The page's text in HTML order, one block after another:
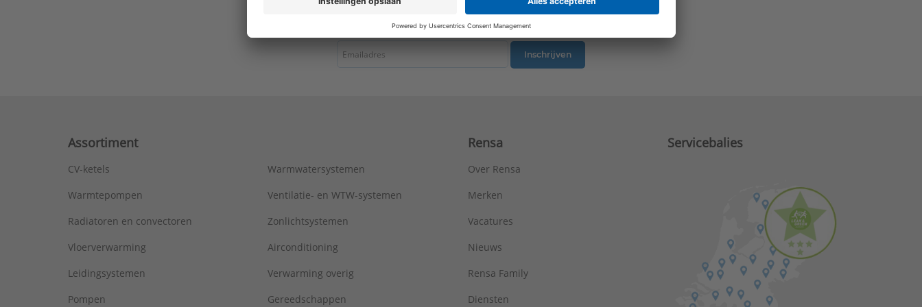
Inschrijven
Assortiment
CV-ketels
Warmtepompen
Radiatoren en convectoren
Vloerverwarming
Leidingsystemen
Pompen
Warmwatersystemen
Ventilatie- en WTW-systemen
Zonlichtsystemen
Airconditioning
Verwarming overig
Gereedschappen
Rensa
Over Rensa
Merken
Vacatures
Nieuws
Rensa Family
Diensten
Servicebalies